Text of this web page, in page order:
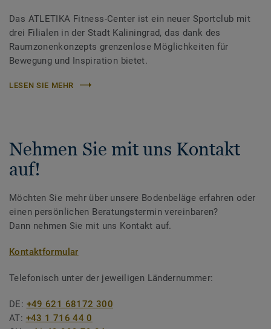
Das ATLETIKA Fitness-Center ist ein neuer Sportclub mit
drei Filialen in der Stadt Kaliningrad, das dank des
Raumzonenkonzepts grenzenlose Möglichkeiten für
Bewegung und Inspiration bietet.
LESEN SIE MEHR
Nehmen Sie mit uns Kontakt
auf!
Möchten Sie mehr über unsere Bodenbeläge erfahren oder
einen persönlichen Beratungstermin vereinbaren?
Dann nehmen Sie mit uns Kontakt auf.
Kontaktformular
Telefonisch unter der jeweiligen Ländernummer:
DE: +49 621 68172 300
AT: +43 1 716 44 0